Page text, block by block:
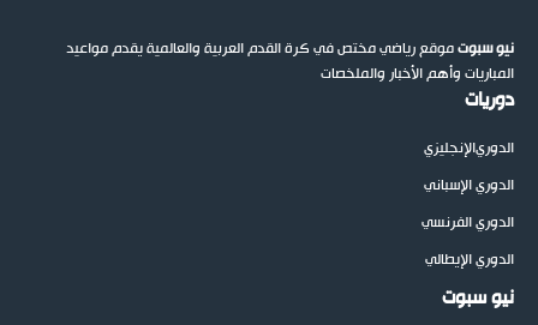
نيو سبوتموقع رياضي مختص في كرة القدم العربية والعالمية يقدم مواعيد
المباريات وأهم الأخبار والملخصات
دوريات
الدوريالإنجليزي
الدوري الإسباني
الدوري الفرنسي
الدوري الإيطالي
نيو سبوت